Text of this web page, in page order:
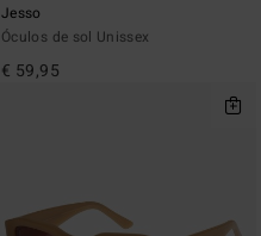
Jesso
Óculos de sol Unissex
€ 59,95